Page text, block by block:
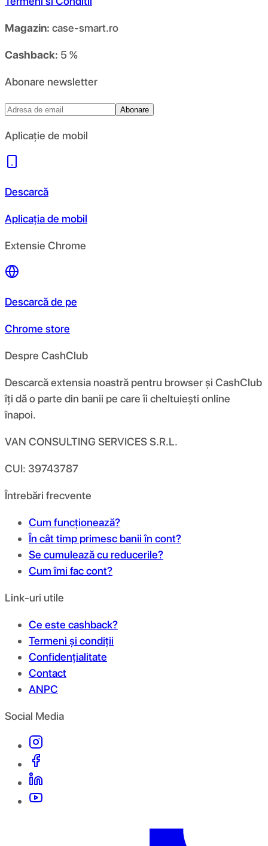
Magazin: case-smart.ro
Cashback: 5 %
Abonare newsletter
Abonare
Aplicație de mobil
Descarcă
Aplicația de mobil
Extensie Chrome
Descarcă de pe
Chrome store
Despre CashClub
Descarcă extensia noastră pentru browser și CashClub
îți dă o parte din banii pe care îi cheltuiești online
înapoi.
VAN CONSULTING SERVICES S.R.L.
CUI: 39743787
Întrebări frecvente
Cum funcționează?
În cât timp primesc banii în cont?
Se cumulează cu reducerile?
Cum îmi fac cont?
Link-uri utile
Ce este cashback?
Termeni și condiții
Confidențialitate
Contact
ANPC
Social Media